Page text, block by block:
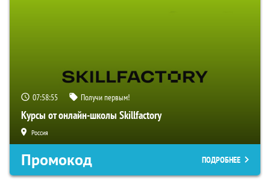
07:58:54 Получи первым!
Курсы от онлайн-школы Skillfactory
Россия
Промокод ПОДРОБНЕЕ